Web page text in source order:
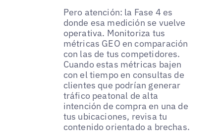
Pero atención: la Fase 4 es
donde esa medición se vuelve
operativa. Monitoriza tus
métricas GEO en comparación
con las de tus competidores.
Cuando estas métricas bajen
con el tiempo en consultas de
clientes que podrían generar
tráfico peatonal de alta
intención de compra en una de
tus ubicaciones, revisa tu
contenido orientado a brechas.